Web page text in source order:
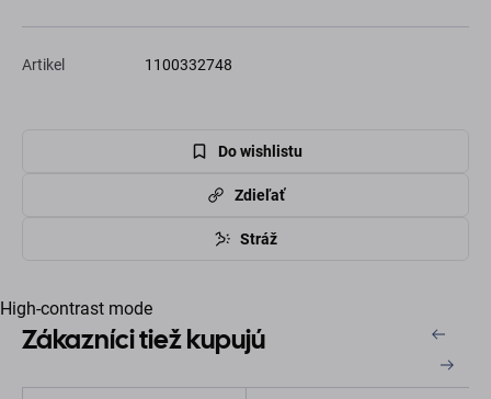
Artikel 1100332748
Do wishlistu
Zdieľať
Stráž
High-contrast mode
Zákazníci tiež kupujú